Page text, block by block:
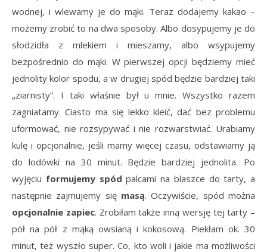
wodnej, i wlewamy je do mąki. Teraz dodajemy kakao –
możemy zrobić to na dwa sposoby. Albo dosypujemy je do
słodzidła z mlekiem i mieszamy, albo wsypujemy
bezpośrednio do mąki. W pierwszej opcji będziemy mieć
jednolity kolor spodu, a w drugiej spód będzie bardziej taki
„ziarnisty”. I taki właśnie był u mnie. Wszystko razem
zagniatamy. Ciasto ma się lekko kleić, dać bez problemu
uformować, nie rozsypywać i nie rozwarstwiać. Urabiamy
kulę i opcjonalnie, jeśli mamy więcej czasu, odstawiamy ją
do lodówki na 30 minut. Będzie bardziej jednolita. Po
wyjęciu formujemy spód palcami na blaszce do tarty, a
następnie zajmujemy się masą. Oczywiście, spód można
opcjonalnie zapiec. Zrobiłam także inną wersję tej tarty –
pół na pół z mąką owsianą i kokosową. Piekłam ok. 30
minut, też wyszło super. Co, kto woli i jakie ma możliwości